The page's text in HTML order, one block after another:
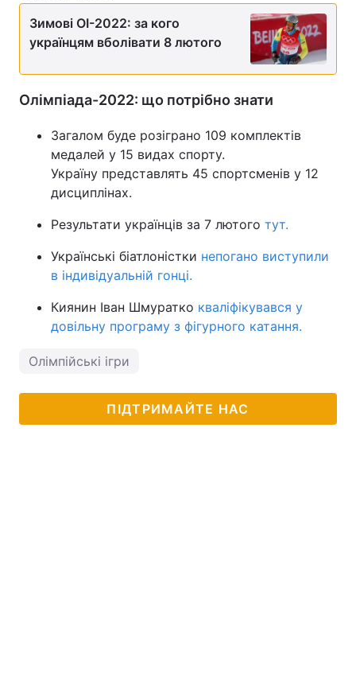
Зимові ОІ-2022: за кого
українцям вболівати 8 лютого
Олімпіада-2022: що потрібно знати
Загалом буде розіграно 109 комплектів
медалей у 15 видах спорту.
Україну представлять 45 спортсменів у 12
дисциплінах.
Результати українців за 7 лютого тут.
Українські біатлоністки непогано виступили
в індивідуальній гонці.
Киянин Іван Шмуратко кваліфікувався у
довільну програму з фігурного катання.
Олімпійські ігри
ПІДТРИМАЙТЕ НАС